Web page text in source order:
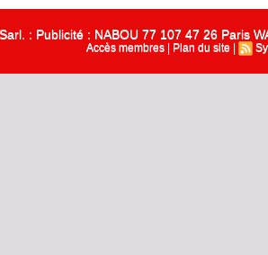
: Publicité : NABOU 77 107 47 26 Paris
Accès membres Plan du site